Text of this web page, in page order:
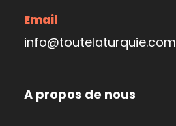
Email
info@toutelaturquie.com
A propos de nous